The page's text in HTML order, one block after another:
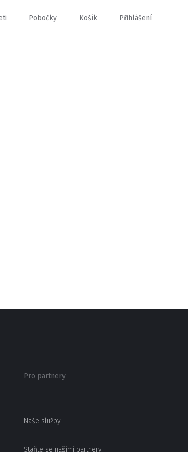
Pobočky Košík Přihlášení
Pro partnery
Naše služby
Staňte se našimi partnery